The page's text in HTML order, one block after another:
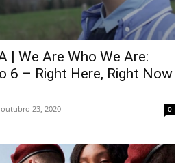
| We Are Who We Are:
6 – Right Here, Right Now
outubro 23, 2020 0